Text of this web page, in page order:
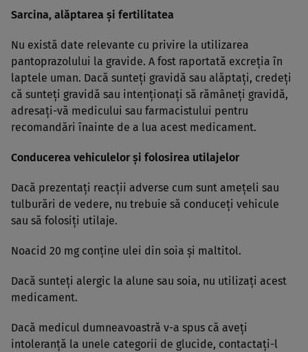
Sarcina, alăptarea şi fertilitatea
Nu există date relevante cu privire la utilizarea
pantoprazolului la gravide. A fost raportată excreţia în
laptele uman. Dacă sunteţi gravidă sau alăptaţi, credeţi
că sunteţi gravidă sau intenţionaţi să rămâneţi gravidă,
adresaţi-vă medicului sau farmacistului pentru
recomandări înainte de a lua acest medicament.
Conducerea vehiculelor şi folosirea utilajelor
Dacă prezentaţi reacţii adverse cum sunt ameţeli sau
tulburări de vedere, nu trebuie să conduceţi vehicule
sau să folosiţi utilaje.
Noacid 20 mg conţine ulei din soia şi maltitol.
Dacă sunteţi alergic la alune sau soia, nu utilizaţi acest
medicament.
Dacă medicul dumneavoastră v-a spus că aveţi
intoleranţă la unele categorii de glucide, contactaţi-l